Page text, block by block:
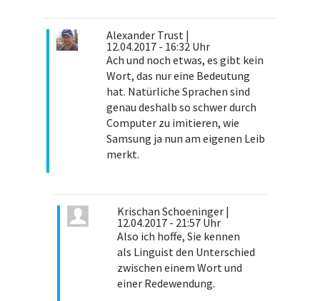
Alexander Trust |
12.04.2017 - 16:32 Uhr
Ach und noch etwas, es gibt kein
Wort, das nur eine Bedeutung
hat. Natürliche Sprachen sind
genau deshalb so schwer durch
Computer zu imitieren, wie
Samsung ja nun am eigenen Leib
merkt.
Krischan Schoeninger |
12.04.2017 - 21:57 Uhr
Also ich hoffe, Sie kennen
als Linguist den Unterschied
zwischen einem Wort und
einer Redewendung.